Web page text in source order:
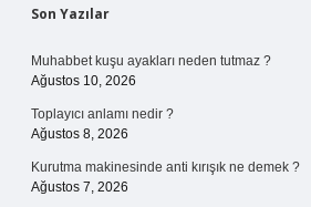
Sidebar
Son Yazılar
Muhabbet kuşu ayakları neden tutmaz ?
Ağustos 10, 2026
Toplayıcı anlamı nedir ?
Ağustos 8, 2026
Kurutma makinesinde anti kırışık ne demek ?
Ağustos 7, 2026